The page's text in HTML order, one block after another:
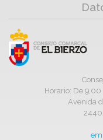
Horario: De
Avenida